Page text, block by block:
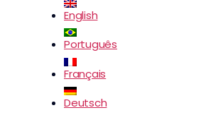
English
Português
Français
Deutsch